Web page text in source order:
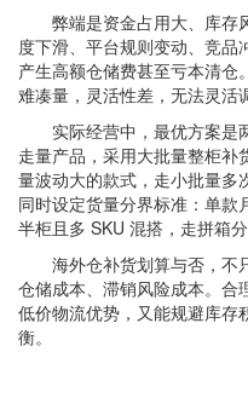
弊端是资金占用大、库存
度下滑、平台规则变动、竞品
产生高额仓储费甚至亏本清仓
难凑量，灵活性差，无法灵活
实际经营中，最优方案是
走量产品，采用大批量整柜补
量波动大的款式，走小批量多
同时设定货量分界标准：单款
半柜且多 SKU 混搭，走拼箱分
海外仓补货划算与否，不只
仓储成本、滞销风险成本。合
低价物流优势，又能规避库存
衡。